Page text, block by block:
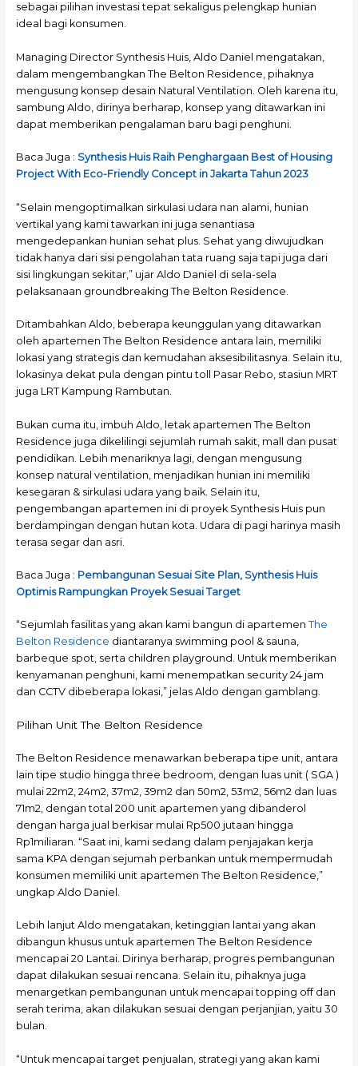
sebagai pilihan investasi tepat sekaligus pelengkap hunian
ideal bagi konsumen.
Managing Director Synthesis Huis, Aldo Daniel mengatakan,
dalam mengembangkan The Belton Residence, pihaknya
mengusung konsep desain Natural Ventilation. Oleh karena itu,
sambung Aldo, dirinya berharap, konsep yang ditawarkan ini
dapat memberikan pengalaman baru bagi penghuni.
Baca Juga : Synthesis Huis Raih Penghargaan Best of Housing
Project With Eco-Friendly Concept in Jakarta Tahun 2023
“Selain mengoptimalkan sirkulasi udara nan alami, hunian
vertikal yang kami tawarkan ini juga senantiasa
mengedepankan hunian sehat plus. Sehat yang diwujudkan
tidak hanya dari sisi pengolahan tata ruang saja tapi juga dari
sisi lingkungan sekitar,” ujar Aldo Daniel di sela-sela
pelaksanaan groundbreaking The Belton Residence.
Ditambahkan Aldo, beberapa keunggulan yang ditawarkan
oleh apartemen The Belton Residence antara lain, memiliki
lokasi yang strategis dan kemudahan aksesibilitasnya. Selain itu,
lokasinya dekat pula dengan pintu toll Pasar Rebo, stasiun MRT
juga LRT Kampung Rambutan.
Bukan cuma itu, imbuh Aldo, letak apartemen The Belton
Residence juga dikelilingi sejumlah rumah sakit, mall dan pusat
pendidikan. Lebih menariknya lagi, dengan mengusung
konsep natural ventilation, menjadikan hunian ini memiliki
kesegaran & sirkulasi udara yang baik. Selain itu,
pengembangan apartemen ini di proyek Synthesis Huis pun
berdampingan dengan hutan kota. Udara di pagi harinya masih
terasa segar dan asri.
Baca Juga : Pembangunan Sesuai Site Plan, Synthesis Huis
Optimis Rampungkan Proyek Sesuai Target
“Sejumlah fasilitas yang akan kami bangun di apartemen The
Belton Residence diantaranya swimming pool & sauna,
barbeque spot, serta children playground. Untuk memberikan
kenyamanan penghuni, kami menempatkan security 24 jam
dan CCTV dibeberapa lokasi,” jelas Aldo dengan gamblang.
Pilihan Unit The Belton Residence
The Belton Residence menawarkan beberapa tipe unit, antara
lain tipe studio hingga three bedroom, dengan luas unit ( SGA )
mulai 22m2, 24m2, 37m2, 39m2 dan 50m2, 53m2, 56m2 dan luas
71m2, dengan total 200 unit apartemen yang dibanderol
dengan harga jual berkisar mulai Rp500 jutaan hingga
Rp1miliaran. “Saat ini, kami sedang dalam penjajakan kerja
sama KPA dengan sejumah perbankan untuk mempermudah
konsumen memiliki unit apartemen The Belton Residence,”
ungkap Aldo Daniel.
Lebih lanjut Aldo mengatakan, ketinggian lantai yang akan
dibangun khusus untuk apartemen The Belton Residence
mencapai 20 Lantai. Dirinya berharap, progres pembangunan
dapat dilakukan sesuai rencana. Selain itu, pihaknya juga
menargetkan pembangunan untuk mencapai topping off dan
serah terima, akan dilakukan sesuai dengan perjanjian, yaitu 30
bulan.
“Untuk mencapai target penjualan, strategi yang akan kami